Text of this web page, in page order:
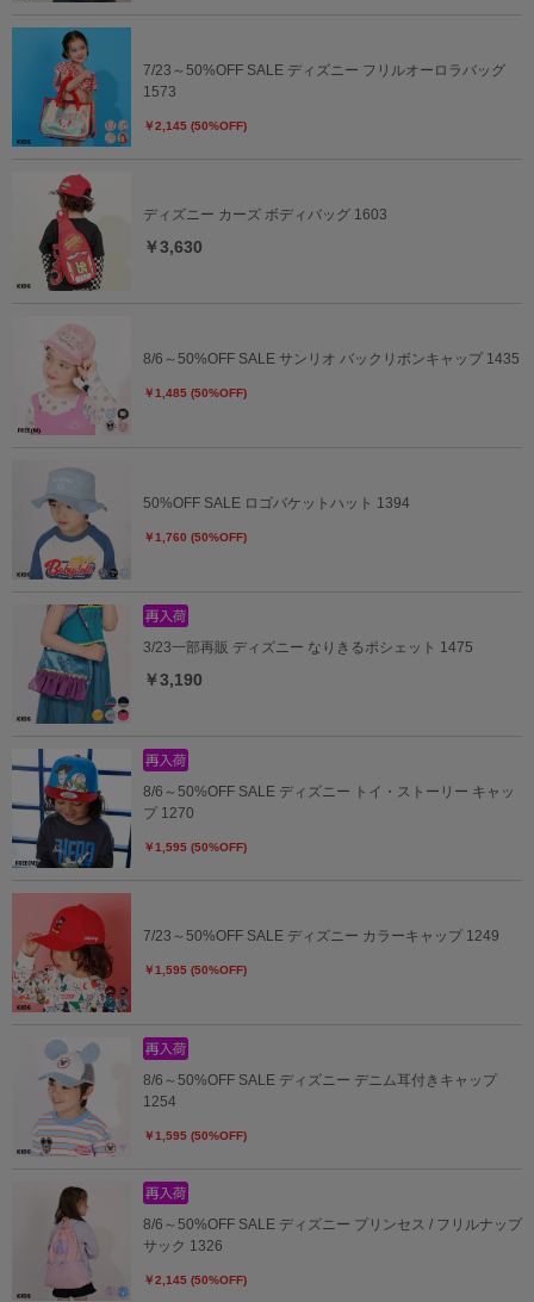
7/23～50%OFF SALE ディズニー フリルオーロラバッグ
1573
￥2,145 (50%OFF)
ディズニー カーズ ボディバッグ 1603
￥3,630
8/6～50%OFF SALE サンリオ バックリボンキャップ 1435
￥1,485 (50%OFF)
50%OFF SALE ロゴバケットハット 1394
￥1,760 (50%OFF)
3/23一部再販 ディズニー なりきるポシェット 1475
￥3,190
8/6～50%OFF SALE ディズニー トイ・ストーリー キャッ
プ 1270
￥1,595 (50%OFF)
7/23～50%OFF SALE ディズニー カラーキャップ 1249
￥1,595 (50%OFF)
8/6～50%OFF SALE ディズニー デニム耳付きキャップ
1254
￥1,595 (50%OFF)
8/6～50%OFF SALE ディズニー プリンセス / フリルナップ
サック 1326
￥2,145 (50%OFF)